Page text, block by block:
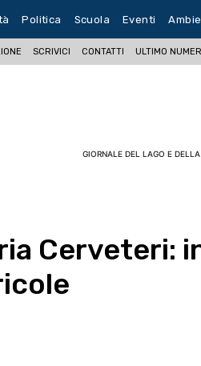
Politica Scuola Eventi
SCRIVICI CONTATTI ULTIMO
GIORNALE DEL LAGO E
Cerveteri: